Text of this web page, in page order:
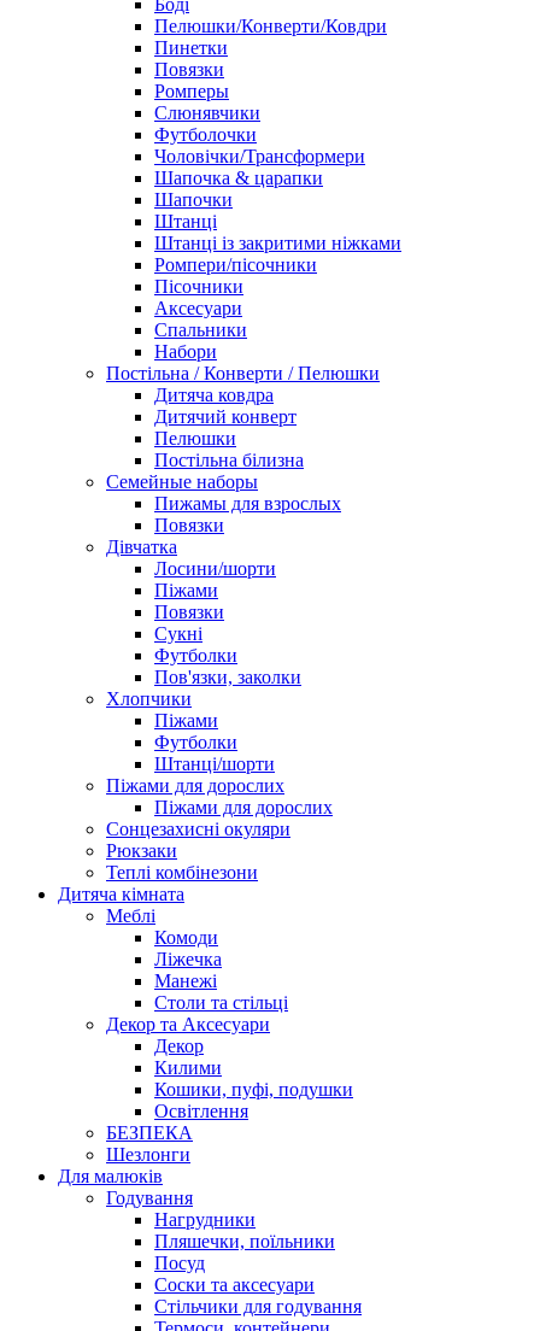
Боді
Пелюшки/Конверти/Ковдри
Пинетки
Повязки
Ромперы
Слюнявчики
Футболочки
Чоловічки/Трансформери
Шапочка & царапки
Шапочки
Штанці
Штанці із закритими ніжками
Ромпери/пісочники
Пісочники
Аксесуари
Спальники
Набори
Постільна / Конверти / Пелюшки
Дитяча ковдра
Дитячий конверт
Пелюшки
Постільна білизна
Семейные наборы
Пижамы для взрослых
Повязки
Дівчатка
Лосини/шорти
Піжами
Повязки
Сукні
Футболки
Пов'язки, заколки
Хлопчики
Піжами
Футболки
Штанці/шорти
Піжами для дорослих
Піжами для дорослих
Сонцезахисні окуляри
Рюкзаки
Теплі комбінезони
Дитяча кімната
Меблі
Комоди
Ліжечка
Манежі
Столи та стільці
Декор та Аксесуари
Декор
Килими
Кошики, пуфі, подушки
Освітлення
БЕЗПЕКА
Шезлонги
Для малюків
Годування
Нагрудники
Пляшечки, поїльники
Посуд
Соски та аксесуари
Стільчики для годування